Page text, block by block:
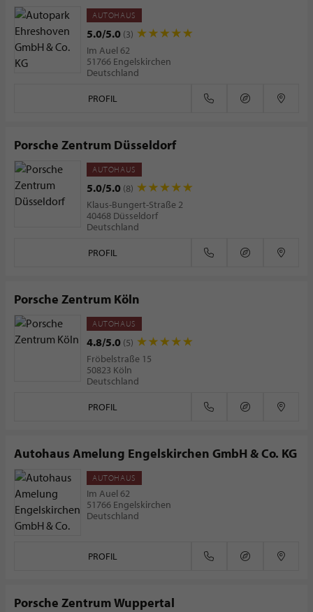
AUTOHAUS
5.0/5.0 (3)
Im Auel 62
51766 Engelskirchen
Deutschland
PROFIL
Porsche Zentrum Düsseldorf
AUTOHAUS
5.0/5.0 (8)
Klaus-Bungert-Straße 2
40468 Düsseldorf
Deutschland
PROFIL
Porsche Zentrum Köln
AUTOHAUS
4.8/5.0 (5)
Fröbelstraße 15
50823 Köln
Deutschland
PROFIL
Autohaus Amelung Engelskirchen GmbH & Co. KG
AUTOHAUS
Im Auel 62
51766 Engelskirchen
Deutschland
PROFIL
Porsche Zentrum Wuppertal